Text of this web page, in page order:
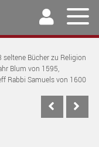
seltene Bücher zu Religion
Blum von 1595,
Rabbi Samuels von 1600